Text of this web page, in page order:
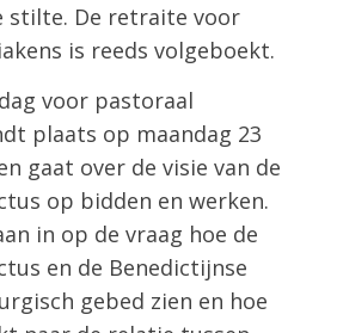
stilte. De retraite voor
is reeds volgeboekt.
voor pastoraal
plaats op maandag 23
gaat over de visie van de
op bidden en werken.
in op de vraag hoe de
en de Benedictijnse
gebed zien en hoe